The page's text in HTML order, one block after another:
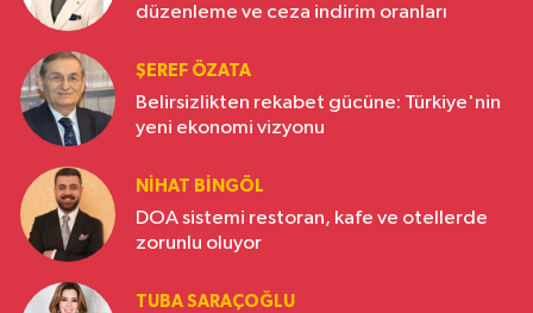
düzenleme ve ceza indirim oranları
ŞEREF ÖZATA
Belirsizlikten rekabet gücüne: Türkiye'nin
yeni ekonomi vizyonu
NIHAT BINGÖL
DOA sistemi restoran, kafe ve otellerde
zorunlu oluyor
TUBA SARAÇOĞLU